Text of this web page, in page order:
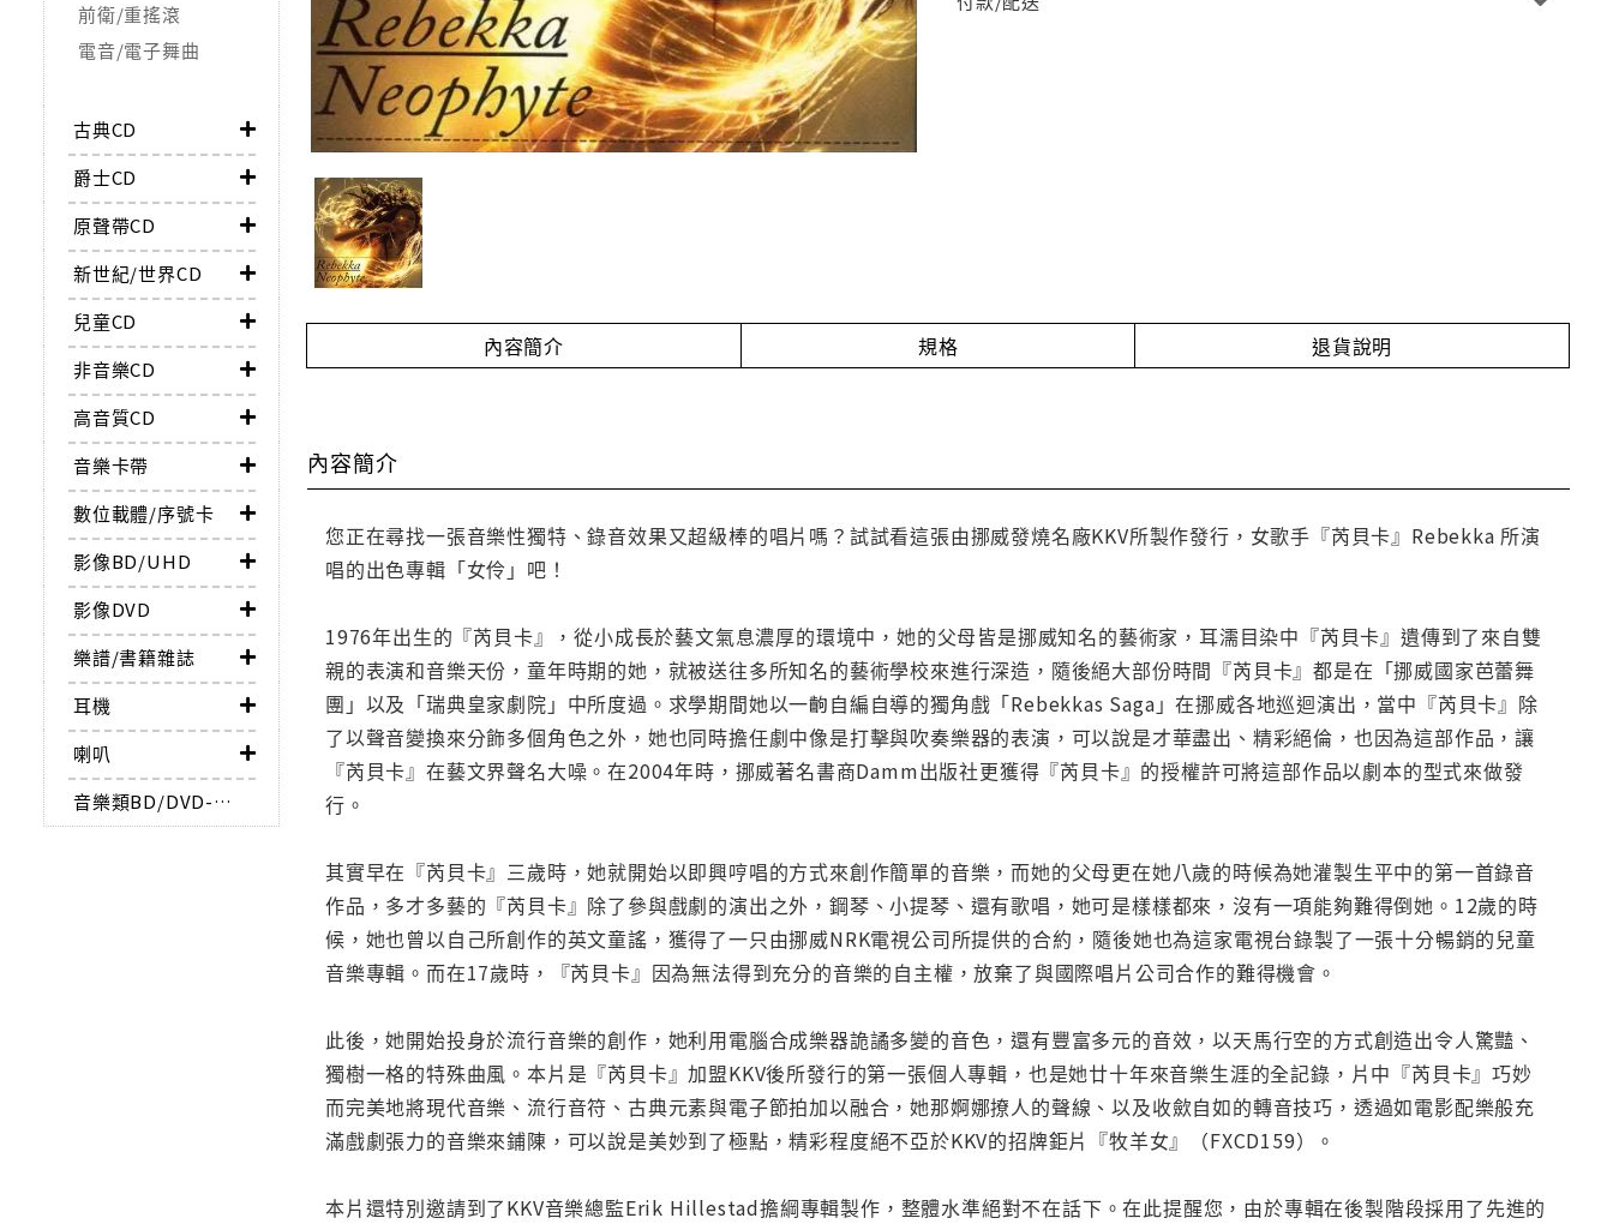
前衛/重搖滾
電音/電子舞曲
古典CD
爵士CD
原聲帶CD
新世紀/世界CD
兒童CD
非音樂CD
高音質CD
音樂卡帶
數位載體/序號卡
影像BD/UHD
影像DVD
樂譜/書籍雜誌
耳機
喇叭
音樂類BD/DVD-AUDIO
內容簡介 規格 退貨說明
內容簡介
您正在尋找一張音樂性獨特、錄音效果又超級棒的唱片嗎？試試看這張由挪威發燒名廠KKV所製作發行，女歌手『芮貝卡』Rebekka 所演
唱的出色專輯「女伶」吧！
1976年出生的『芮貝卡』，從小成長於藝文氣息濃厚的環境中，她的父母皆是挪威知名的藝術家，耳濡目染中『芮貝卡』遺傳到了來自雙
親的表演和音樂天份，童年時期的她，就被送往多所知名的藝術學校來進行深造，隨後絕大部份時間『芮貝卡』都是在「挪威國家芭蕾舞
團」以及「瑞典皇家劇院」中所度過。求學期間她以一齣自編自導的獨角戲「Rebekkas Saga」在挪威各地巡迴演出，當中『芮貝卡』除
了以聲音變換來分飾多個角色之外，她也同時擔任劇中像是打擊與吹奏樂器的表演，可以說是才華盡出、精彩絕倫，也因為這部作品，讓
『芮貝卡』在藝文界聲名大噪。在2004年時，挪威著名書商Damm出版社更獲得『芮貝卡』的授權許可將這部作品以劇本的型式來做發
行。
其實早在『芮貝卡』三歲時，她就開始以即興哼唱的方式來創作簡單的音樂，而她的父母更在她八歲的時候為她灌製生平中的第一首錄音
作品，多才多藝的『芮貝卡』除了參與戲劇的演出之外，鋼琴、小提琴、還有歌唱，她可是樣樣都來，沒有一項能夠難得倒她。12歲的時
候，她也曾以自己所創作的英文童謠，獲得了一只由挪威NRK電視公司所提供的合約，隨後她也為這家電視台錄製了一張十分暢銷的兒童
音樂專輯。而在17歲時，『芮貝卡』因為無法得到充分的音樂的自主權，放棄了與國際唱片公司合作的難得機會。
此後，她開始投身於流行音樂的創作，她利用電腦合成樂器詭譎多變的音色，還有豐富多元的音效，以天馬行空的方式創造出令人驚豔、
獨樹一格的特殊曲風。本片是『芮貝卡』加盟KKV後所發行的第一張個人專輯，也是她廿十年來音樂生涯的全記錄，片中『芮貝卡』巧妙
而完美地將現代音樂、流行音符、古典元素與電子節拍加以融合，她那婀娜撩人的聲線、以及收歛自如的轉音技巧，透過如電影配樂般充
滿戲劇張力的音樂來鋪陳，可以說是美妙到了極點，精彩程度絕不亞於KKV的招牌鉅片『牧羊女』（FXCD159）。
本片還特別邀請到了KKV音樂總監Erik Hillestad擔綱專輯製作，整體水準絕對不在話下。在此提醒您，由於專輯在後製階段採用了先進的